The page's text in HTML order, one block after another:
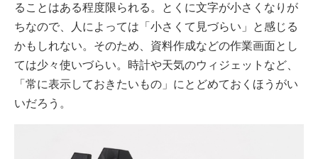
ることはある程度限られる。とくに文字が小さくなりが
ちなので、人によっては「小さくて見づらい」と感じる
かもしれない。そのため、資料作成などの作業画面とし
ては少々使いづらい。時計や天気のウィジェットなど、
「常に表示しておきたいもの」にとどめておくほうがい
いだろう。